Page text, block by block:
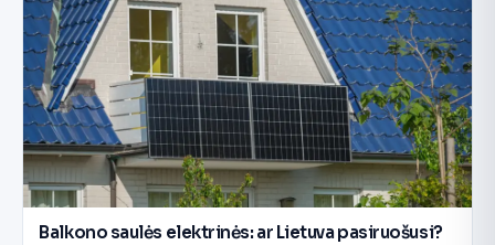
Balkono saulės elektrinės: ar Lietuva pasiruošusi?